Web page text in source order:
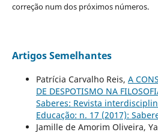
correção num dos próximos números.
Artigos Semelhantes
Patrícia Carvalho Reis, A
DE DESPOTISMO NA
Saberes: Revista
Educação: n. 17 (2017):
Jamille de Amorim Oliveira,